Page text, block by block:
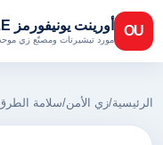
OU أورينت يونيفورمز FZE
مورد تيشيرتات ومصنّع زي موحد
الرئيسية/زي الأمن/سلامة